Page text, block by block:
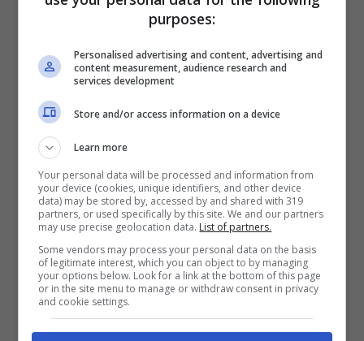
minuto. La cilindrata è di 3.994 cc, ed il
motore è stato sviluppato dalla
Cosworth
. Il
peso a secco è molto contenuto e si ferma a
986 kg, vincendo la sfida con la gran parte
delle sue rivali. Il motore V12 aspirato ha un
peso di appena 178 kg, ed il telaio risulta
essere di ben 30 kg più leggero rispetto a
quello dell’auto a cui si ispira. Il rapporto
peso/potenza è eccezionale, con 672 cavalli
per tonnellata.
purposes:
Personalised advertising and content, advertising and
content measurement, audience research and
services development
Store and/or access information on a device
Learn more
Your personal data will be processed and information from
your device (cookies, unique identifiers, and other device
data) may be stored by, accessed by and shared with 319
partners, or used specifically by this site. We and our partners
may use precise geolocation data. List of partners.
Some vendors may process your personal data on the basis
of legitimate interest, which you can object to by managing
your options below. Look for a link at the bottom of this page
or in the site menu to manage or withdraw consent in privacy
and cookie settings.